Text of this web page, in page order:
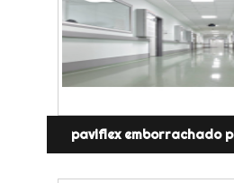
paviflex emborrachado